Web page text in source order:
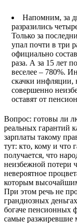
Напомним, за
разразились
Только за
упал почти в три
официально
раза. А за 15 лет
веселее – 780%.
скачки инфляции,
совершенно
оставят от
Вопрос: готовы ли
реальных гарантий
зарплаты такому
тут: кто, кому и что
получается, что
неизбежной потери
невероятное
которым
При этом речь не
грандиозных
богаче пенсионных
самые разжиревшие